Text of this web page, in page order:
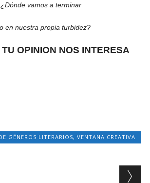
¿Dónde vamos a terminar
en nuestra propia turbidez?
OPINION NOS INTERESA
GÉNEROS LITERARIOS,VENTANA CREATIVA